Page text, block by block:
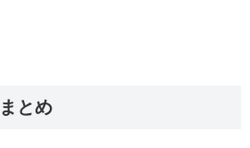
とめ